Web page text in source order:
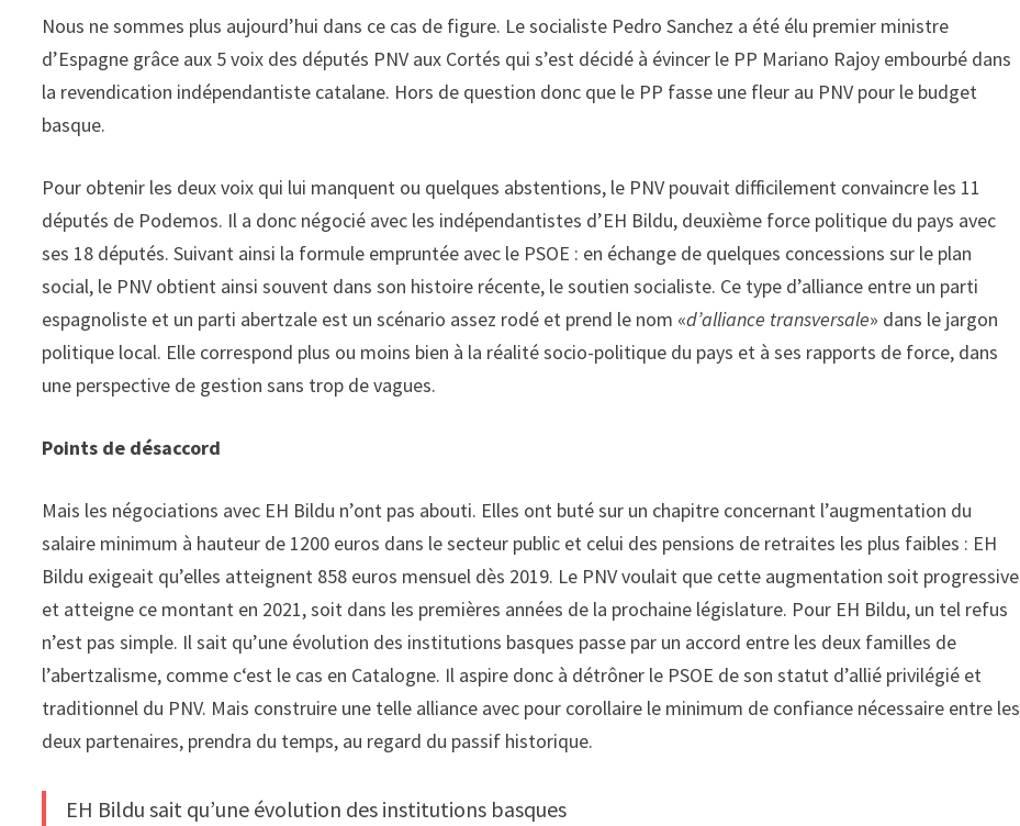
Nous ne sommes plus aujourd’hui dans ce cas de figure. Le socialiste Pedro Sanchez a été élu premier ministre
d’Espagne grâce aux 5 voix des députés PNV aux Cortés qui s’est décidé à évincer le PP Mariano Rajoy embourbé dans
la revendication indépendantiste catalane. Hors de question donc que le PP fasse une fleur au PNV pour le budget
basque.
Pour obtenir les deux voix qui lui manquent ou quelques abstentions, le PNV pouvait difficilement convaincre les 11
députés de Podemos. Il a donc négocié avec les indépendantistes d’EH Bildu, deuxième force politique du pays avec
ses 18 députés. Suivant ainsi la formule empruntée avec le PSOE : en échange de quelques concessions sur le plan
social, le PNV obtient ainsi souvent dans son histoire récente, le soutien socialiste. Ce type d’alliance entre un parti
espagnoliste et un parti abertzale est un scénario assez rodé et prend le nom «d’alliance transversale» dans le jargon
politique local. Elle correspond plus ou moins bien à la réalité socio-politique du pays et à ses rapports de force, dans
une perspective de gestion sans trop de vagues.
Points de désaccord
Mais les négociations avec EH Bildu n’ont pas abouti. Elles ont buté sur un chapitre concernant l’augmentation du
salaire minimum à hauteur de 1200 euros dans le secteur public et celui des pensions de retraites les plus faibles : EH
Bildu exigeait qu’elles atteignent 858 euros mensuel dès 2019. Le PNV voulait que cette augmentation soit progressive
et atteigne ce montant en 2021, soit dans les premières années de la prochaine législature. Pour EH Bildu, un tel refus
n’est pas simple. Il sait qu’une évolution des institutions basques passe par un accord entre les deux familles de
l’abertzalisme, comme c‘est le cas en Catalogne. Il aspire donc à détrôner le PSOE de son statut d’allié privilégié et
traditionnel du PNV. Mais construire une telle alliance avec pour corollaire le minimum de confiance nécessaire entre les
deux partenaires, prendra du temps, au regard du passif historique.
EH Bildu sait qu’une évolution des institutions basques